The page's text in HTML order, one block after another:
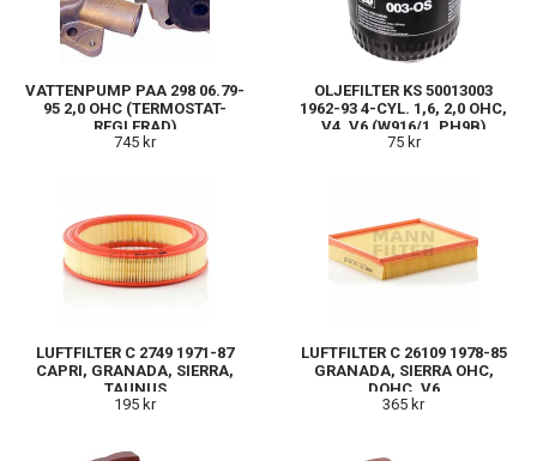
VATTENPUMP PAA 298 06.79-
95 2,0 OHC (TERMOSTAT-
REGLERAD)
745 kr
OLJEFILTER KS 50013003
1962-93 4-CYL. 1,6, 2,0 OHC,
V4, V6 (W916/1, PH9B)
75 kr
LUFTFILTER C 2749 1971-87
CAPRI, GRANADA, SIERRA,
TAUNUS
195 kr
LUFTFILTER C 26109 1978-85
GRANADA, SIERRA OHC,
DOHC, V6
365 kr